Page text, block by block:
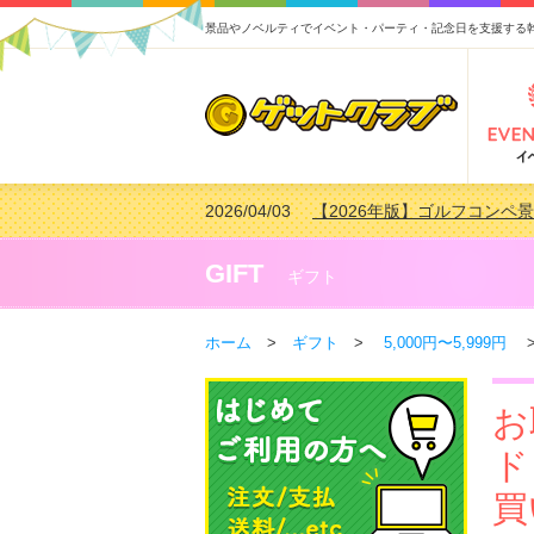
景品やノベルティでイベント・パーティ・記念日を支援する
2026/04/03【2026年版】ゴルフコンペ
2026/02/16【2026年版】結婚式の二次
2026/02/03
2026/07/15【2026年版】ビンゴゲーム
GIFT ギフト
ホーム > ギフト > 5,000円〜5,999円 >